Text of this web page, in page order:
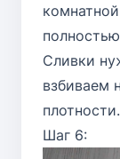
Сливки
взбиваем
плотности.
Шаг 6: